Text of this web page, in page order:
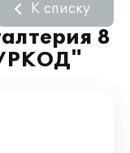
8
К списку